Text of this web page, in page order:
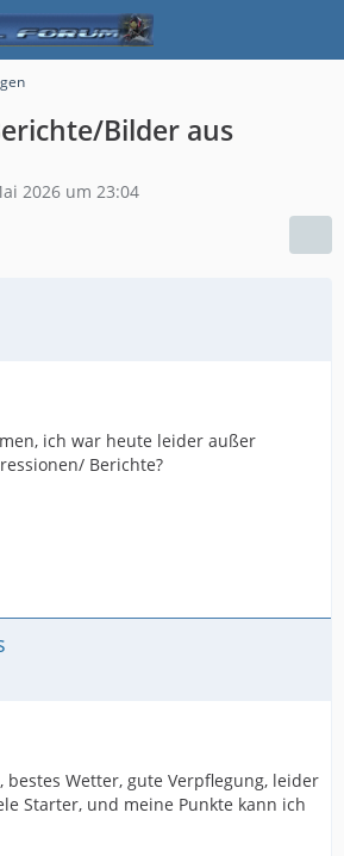
Bilder aus
2026 um 23:04
ich war heute leider außer
Berichte?
bestes Wetter, gute Verpflegung, leider
Starter, und meine Punkte kann ich